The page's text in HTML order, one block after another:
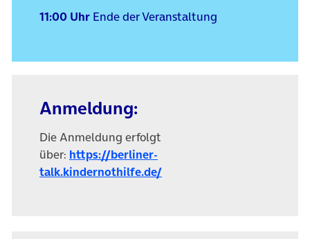
11:00 Uhr Ende der Veranstaltung
Anmeldung:
Die Anmeldung erfolgt
über: https://berliner-
talk.kindernothilfe.de/(öffnet in neuem Tab)